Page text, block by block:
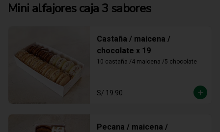
Mini alfajores caja 3 sabores
Castaña / maicena /
chocolate x 19
10 castaña /4 maicena /5 chocolate
S/ 19.90
Pecana / maicena /